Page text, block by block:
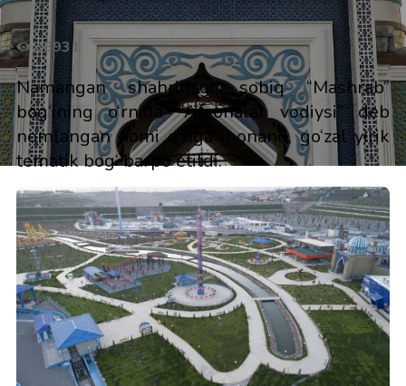
38931
Namangan shahridagi, sobiq “Mashrab”
bog‘ining o‘rnida “Afsonalar vodiysi” deb
nomlangan nomi o‘ziga monand, go‘zal yirik
tematik bog‘ barpo etildi.